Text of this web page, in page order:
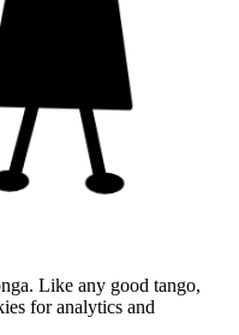
Like any good tango,
for analytics and